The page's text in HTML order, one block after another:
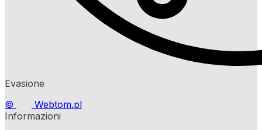
Evasione
©
Webtom.pl
Informazioni